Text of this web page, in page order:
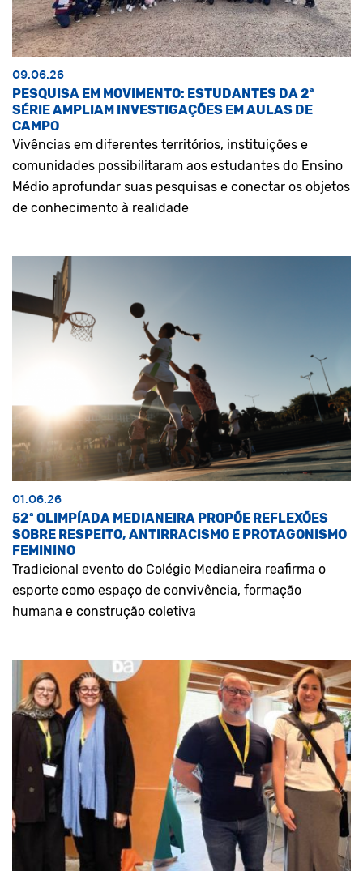
09.06.26
PESQUISA EM MOVIMENTO: ESTUDANTES DA 2ª
SÉRIE AMPLIAM INVESTIGAÇÕES EM AULAS DE
CAMPO
Vivências em diferentes territórios, instituições e
comunidades possibilitaram aos estudantes do Ensino
Médio aprofundar suas pesquisas e conectar os objetos
de conhecimento à realidade
01.06.26
52ª OLIMPÍADA MEDIANEIRA PROPÕE REFLEXÕES
SOBRE RESPEITO, ANTIRRACISMO E PROTAGONISMO
FEMININO
Tradicional evento do Colégio Medianeira reafirma o
esporte como espaço de convivência, formação
humana e construção coletiva